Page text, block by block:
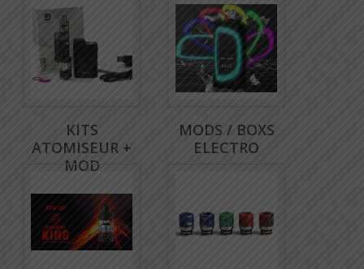
KITS
ATOMISEUR +
MOD
MODS / BOXS
ELECTRO